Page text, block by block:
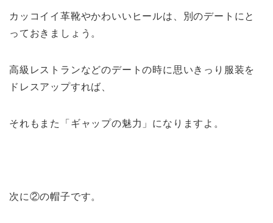
カッコイイ革靴やかわいいヒールは、別のデートにと
っておきましょう。
高級レストランなどのデートの時に思いきっり服装を
ドレスアップすれば、
それもまた「ギャップの魅力」になりますよ。
次に②の帽子です。